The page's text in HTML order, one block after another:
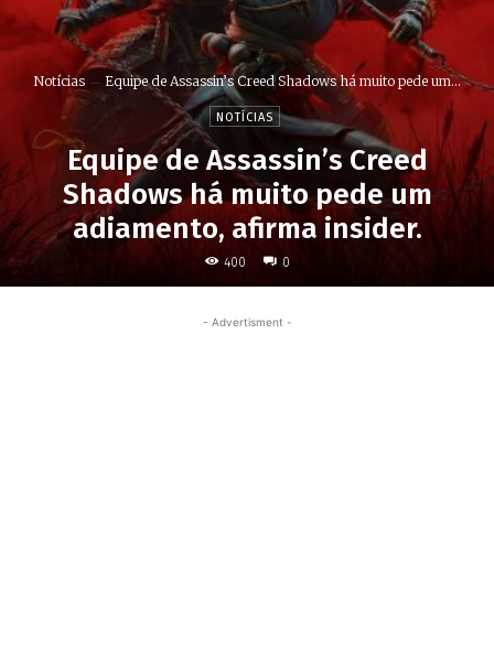
Notícias Equipe de Assassin’s Creed Shadows há muito pede um...
NOTÍCIAS
Equipe de Assassin’s Creed
Shadows há muito pede um
adiamento, afirma insider.
400 0
- Advertisment -